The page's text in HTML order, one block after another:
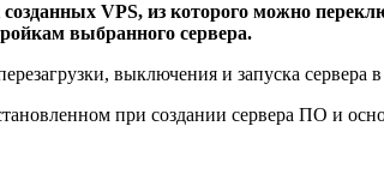
VPS, из которого можно
выбранного сервера.
выключения и запуска сервера
при создании сервера ПО и